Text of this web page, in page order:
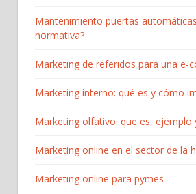
Mantenimiento puertas
normativa?
Marketing de referidos para una e-
Marketing interno: qué es y cómo
Marketing olfativo: que es, ejemplo
Marketing online en el sector de la
Marketing online para pymes